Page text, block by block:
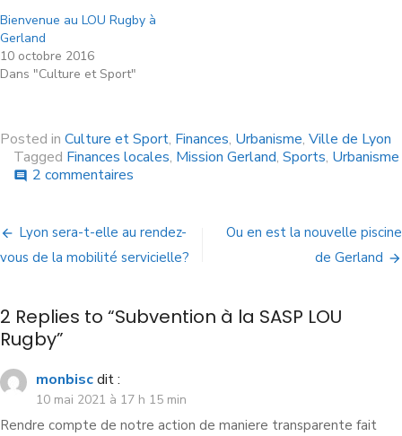
Bienvenue au LOU Rugby à
Gerland
10 octobre 2016
Dans "Culture et Sport"
Posted in Culture et Sport, Finances, Urbanisme, Ville de Lyon
Tagged Finances locales, Mission Gerland, Sports, Urbanisme
comment 2 commentaires
Lyon sera-t-elle au rendez-
vous de la mobilité servicielle?
Ou en est la nouvelle piscine
de Gerland
2 Replies to “Subvention à la SASP LOU
Rugby”
monbiscdit :
10 mai 2021 à 17 h 15 min
Rendre compte de notre action de maniere transparente fait